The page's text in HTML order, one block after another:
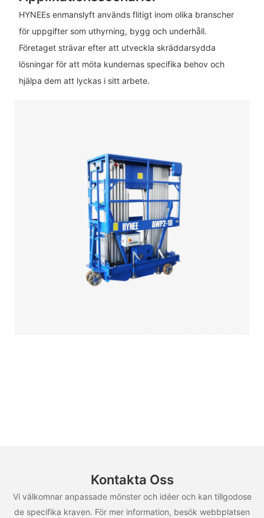
HYNEEs enmanslyft används flitigt inom olika branscher
för uppgifter som uthyrning, bygg och underhåll.
Företaget strävar efter att utveckla skräddarsydda
lösningar för att möta kundernas specifika behov och
hjälpa dem att lyckas i sitt arbete.
Kontakta Oss
Vi välkomnar anpassade mönster och idéer och kan tillgodose
de specifika kraven. För mer information, besök webbplatsen